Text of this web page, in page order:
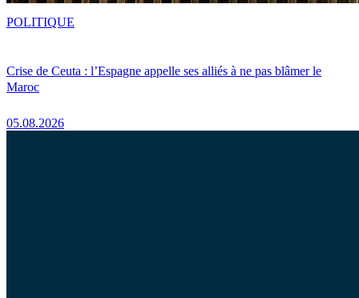
Crise de Ceuta : l’Espagne appelle ses alliés à ne pas blâmer le
Maroc
05.08.2026
POLITIQUE